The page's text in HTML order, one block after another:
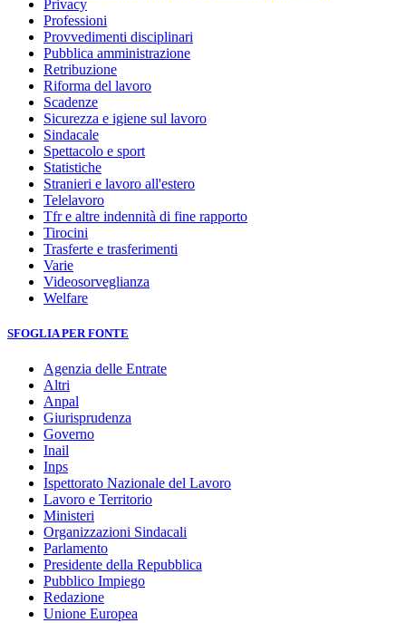
Privacy
Professioni
Provvedimenti disciplinari
Pubblica amministrazione
Retribuzione
Riforma del lavoro
Scadenze
Sicurezza e igiene sul lavoro
Sindacale
Spettacolo e sport
Statistiche
Stranieri e lavoro all'estero
Telelavoro
Tfr e altre indennità di fine rapporto
Tirocini
Trasferte e trasferimenti
Varie
Videosorveglianza
Welfare
SFOGLIA PER FONTE
Agenzia delle Entrate
Altri
Anpal
Giurisprudenza
Governo
Inail
Inps
Ispettorato Nazionale del Lavoro
Lavoro e Territorio
Ministeri
Organizzazioni Sindacali
Parlamento
Presidente della Repubblica
Pubblico Impiego
Redazione
Unione Europea